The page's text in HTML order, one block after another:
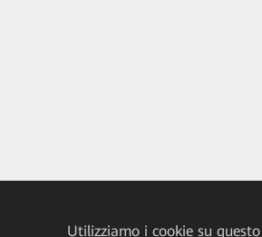
Utilizziamo i cookie su